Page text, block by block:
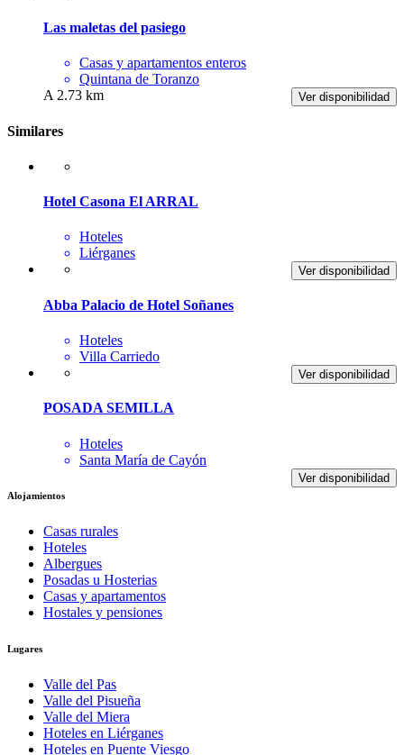
Las maletas del pasiego
Casas y apartamentos enteros
Quintana de Toranzo
Ver disponibilidad
A 2.73 km
Similares
Hotel Casona El ARRAL
Hoteles
Liérganes
Ver disponibilidad
Abba Palacio de Hotel Soñanes
Hoteles
Villa Carriedo
Ver disponibilidad
POSADA SEMILLA
Hoteles
Santa María de Cayón
Ver disponibilidad
Alojamientos
Casas rurales
Hoteles
Albergues
Posadas u Hosterias
Casas y apartamentos
Hostales y pensiones
Lugares
Valle del Pas
Valle del Pisueña
Valle del Miera
Hoteles en Liérganes
Hoteles en Puente Viesgo